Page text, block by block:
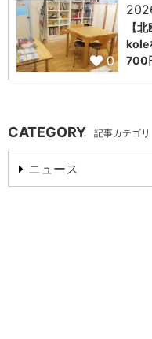
0
【
kole
700
CATEGORY 記事カテゴリ
ニュース